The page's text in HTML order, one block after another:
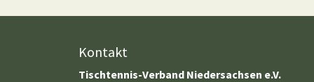
Kontakt
Tischtennis-Verband Niedersachsen e.V.